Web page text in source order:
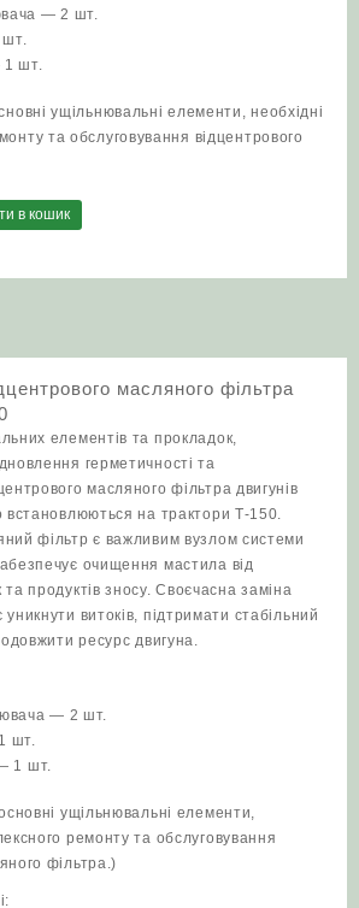
— 2 шт.
шт.
1 шт.
ущільнювальні елементи, необхідні
та обслуговування відцентрового
в кошик
масляного фільтра
елементів та прокладок,
герметичності та
масляного фільтра двигунів
на трактори Т‑150.
фільтр є важливим вузлом системи
очищення мастила від
продуктів зносу. Своєчасна заміна
витоків, підтримати стабільний
ресурс двигуна.
— 2 шт.
шт.
1 шт.
ущільнювальні елементи,
ремонту та обслуговування
фільтра.)